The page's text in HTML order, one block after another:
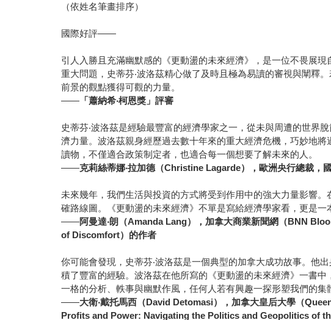
（依姓名筆畫排序）
國際好評——
引人入勝且充滿幽默感的《更動盪的未來經濟》，是一位不畏展
重大問題，史蒂芬‧波洛茲精心做了及時且極為易讀的審視與闡釋
前景的觀點獲得可觀的力量。
—— 「蕭納希‧柯恩獎」評審
史蒂芬‧波洛茲是經驗最豐富的經濟學家之一，從未與周遭的世界
濟力量。波洛茲親身經歷過去數十年來的重大經濟危機，巧妙地
讀物，不僅適合政策制定者，也適合每一個想要了解未來的人。
——克莉絲蒂娜‧拉加德（Christine Lagarde），歐洲央行總裁，
未來幾年，我們生活與投資的方式將受到作用中的強大力量影響
確路線圖。《更動盪的未來經濟》不單是寫給經濟學家看，更是一
——阿曼達‧朗（Amanda Lang），加拿大商業新聞網（BNN
of Discomfort）的作者
你可能會發現，史蒂芬‧波洛茲是一個典型的加拿大成功故事。他
積了豐富的經驗。波洛茲在他所寫的《更動盪的未來經濟》一書
一格的分析、軼事與幽默作風，任何人若有興趣一探形塑我們的集
——大衛‧戴托馬西（David Detomasi），加拿大皇后大學（
Profits and Power: Navigating the Politics and Geopolitics of